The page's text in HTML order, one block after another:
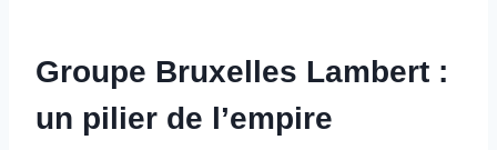
Groupe Bruxelles Lambert :
un pilier de l’empire